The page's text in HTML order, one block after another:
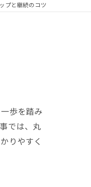
プと継続のコツ
歩を踏み
では、丸
りやすく